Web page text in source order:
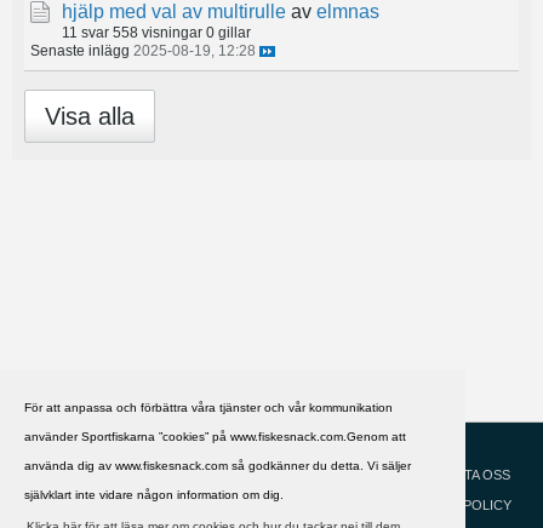
För att anpassa och förbättra våra tjänster och vår kommunikation
använder Sportfiskarna ”cookies” på www.fiskesnack.com.Genom att
använda dig av www.fiskesnack.com så godkänner du detta. Vi säljer
självklart inte vidare någon information om dig.
hjälp med val av multirulle av elmnas
11 svar 558 visningar 0 gillar
Senaste inlägg 2025-08-19, 12:28
Visa alla
HJÄLP
KONTAKTA OSS
COOKIEPOLICY